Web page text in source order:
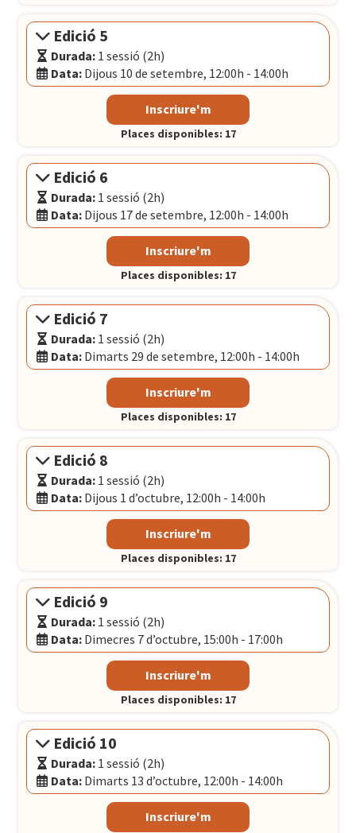
El Convent- Plaça Pons i Clerch, 2, 1r BARCELONA
Edició 5
Durada: 1 sessió (2h)
Data: Dijous 10 de setembre, 12:00h - 14:00h
Modalitat:Sessió presencial
Català
Dijous 10 de setembre, 12:00h - 14:00h
El Convent- Plaça Pons i Clerch, 2, 1r BARCELONA
Places disponibles: 17
Inscriure'm
Edició 6
Durada: 1 sessió (2h)
Data: Dijous 17 de setembre, 12:00h - 14:00h
Modalitat:Sessió presencial
Català
Dijous 17 de setembre, 12:00h - 14:00h
El Convent- Plaça Pons i Clerch, 2, 1r BARCELONA
Places disponibles: 17
Inscriure'm
Edició 7
Durada: 1 sessió (2h)
Data: Dimarts 29 de setembre, 12:00h - 14:00h
Modalitat:Sessió presencial
Català
Dimarts 29 de setembre, 12:00h - 14:00h
El Convent- Plaça Pons i Clerch, 2, 1r BARCELONA
Places disponibles: 17
Inscriure'm
Edició 8
Durada: 1 sessió (2h)
Data: Dijous 1 d’octubre, 12:00h - 14:00h
Modalitat:Sessió presencial
Català
Dijous 1 d’octubre, 12:00h - 14:00h
El Convent- Plaça Pons i Clerch, 2, 1r BARCELONA
Places disponibles: 17
Inscriure'm
Edició 9
Durada: 1 sessió (2h)
Data: Dimecres 7 d’octubre, 15:00h - 17:00h
Modalitat:Sessió presencial
Català
Dimecres 7 d’octubre, 15:00h - 17:00h
El Convent- Plaça Pons i Clerch, 2, 1r BARCELONA
Places disponibles: 17
Inscriure'm
Edició 10
Durada: 1 sessió (2h)
Data: Dimarts 13 d’octubre, 12:00h - 14:00h
Modalitat:Sessió presencial
Català
Inscriure'm